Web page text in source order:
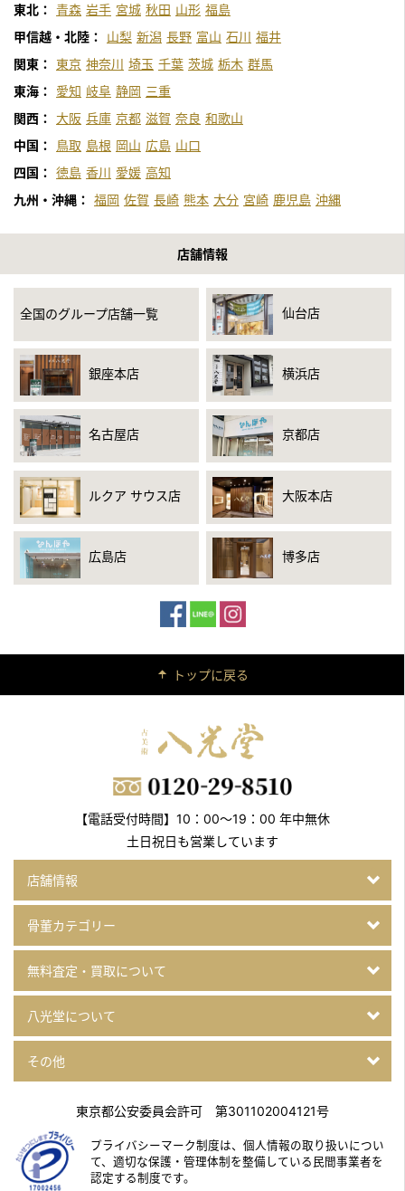
東北： 青森 岩手 宮城 秋田 山形 福島
甲信越・北陸：
山梨 新潟 長野 富山 石川 福井
関東：
東京 神奈川 埼玉 千葉 茨城 栃木 群馬
東海：
愛知 岐阜 静岡 三重
関西： 大阪 兵庫 京都 滋賀 奈良 和歌山
中国：
鳥取 島根 岡山 広島 山口
四国： 徳島 香川 愛媛 高知
九州・沖縄： 福岡 佐賀 長崎 熊本 大分 宮崎 鹿児島 沖縄
店舗情報
全国のグループ店舗一覧 仙台店
銀座本店 横浜店
名古屋店 京都店
ルクア サウス店 大阪本店
広島店 博多店
トップに戻る
【電話受付時間】10：00～19：00 年中無休
土日祝日も営業しています
店舗情報
骨董カテゴリー
無料査定・買取について
八光堂について
その他
東京都公安委員会許可 第301102004121号
プライバシーマーク制度は、個人情報の取り扱いについ
て、適切な保護・管理体制を整備している民間事業者を
認定する制度です。